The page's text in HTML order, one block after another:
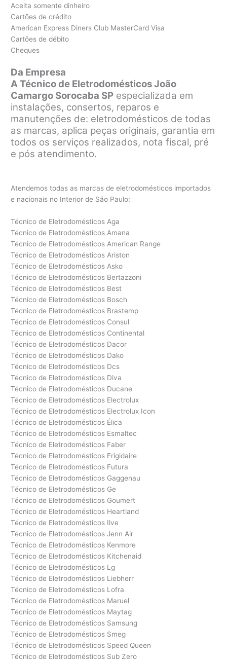
Aceita somente dinheiro
Cartões de crédito
American Express Diners Club MasterCard Visa
Cartões de débito
Cheques
Da Empresa
A Técnico de Eletrodomésticos João
Camargo Sorocaba SP especializada em
instalações, consertos, reparos e
manutenções de: eletrodomésticos de todas
as marcas, aplica peças originais, garantia em
todos os serviços realizados, nota fiscal, pré
e pós atendimento.
Atendemos todas as marcas de eletrodomésticos importados
e nacionais no Interior de São Paulo:
Técnico de Eletrodomésticos Aga
Técnico de Eletrodomésticos Amana
Técnico de Eletrodomésticos American Range
Técnico de Eletrodomésticos Ariston
Técnico de Eletrodomésticos Asko
Técnico de Eletrodomésticos Bertazzoni
Técnico de Eletrodomésticos Best
Técnico de Eletrodomésticos Bosch
Técnico de Eletrodomésticos Brastemp
Técnico de Eletrodomésticos Consul
Técnico de Eletrodomésticos Continental
Técnico de Eletrodomésticos Dacor
Técnico de Eletrodomésticos Dako
Técnico de Eletrodomésticos Dcs
Técnico de Eletrodomésticos Diva
Técnico de Eletrodomésticos Ducane
Técnico de Eletrodomésticos Electrolux
Técnico de Eletrodomésticos Electrolux Icon
Técnico de Eletrodomésticos Élica
Técnico de Eletrodomésticos Esmaltec
Técnico de Eletrodomésticos Faber
Técnico de Eletrodomésticos Frigidaire
Técnico de Eletrodomésticos Futura
Técnico de Eletrodomésticos Gaggenau
Técnico de Eletrodomésticos Ge
Técnico de Eletrodomésticos Goumert
Técnico de Eletrodomésticos Heartland
Técnico de Eletrodomésticos Ilve
Técnico de Eletrodomésticos Jenn Air
Técnico de Eletrodomésticos Kenmore
Técnico de Eletrodomésticos Kitchenaid
Técnico de Eletrodomésticos Lg
Técnico de Eletrodomésticos Liebherr
Técnico de Eletrodomésticos Lofra
Técnico de Eletrodomésticos Maruel
Técnico de Eletrodomésticos Maytag
Técnico de Eletrodomésticos Samsung
Técnico de Eletrodomésticos Smeg
Técnico de Eletrodomésticos Speed Queen
Técnico de Eletrodomésticos Sub Zero